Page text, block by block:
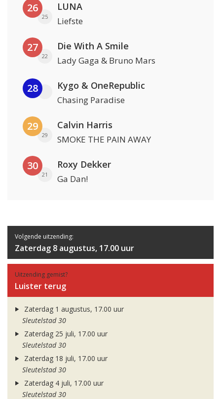
26
25
LUNA
Liefste
27
22
Die With A Smile
Lady Gaga & Bruno Mars
28 Kygo & OneRepublic
Chasing Paradise
29
29
Calvin Harris
SMOKE THE PAIN AWAY
30
21
Roxy Dekker
Ga Dan!
Volgende uitzending:
Zaterdag 8 augustus, 17.00 uur
Uitzending gemist?
Luister terug
Zaterdag 1 augustus, 17.00 uur
Sleutelstad 30
Zaterdag 25 juli, 17.00 uur
Sleutelstad 30
Zaterdag 18 juli, 17.00 uur
Sleutelstad 30
Zaterdag 4 juli, 17.00 uur
Sleutelstad 30